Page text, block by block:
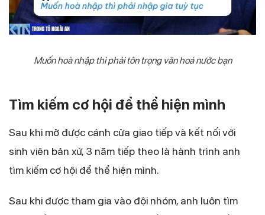
Muốn hoà nhập thì phải tôn trọng văn hoá nước bạn
Tìm kiếm cơ hội để thể hiện mình
Sau khi mở được cánh cửa giao tiếp và kết nối với
sinh viên bản xứ, 3 năm tiếp theo là hành trình anh
tìm kiếm cơ hội để thể hiện mình.
Sau khi được tham gia vào đội nhóm, anh luôn tìm